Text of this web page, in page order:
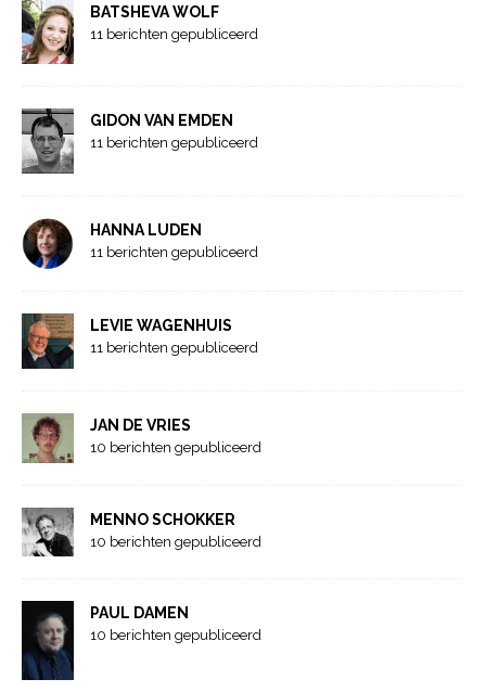
BATSHEVA WOLF
11 berichten gepubliceerd
GIDON VAN EMDEN
11 berichten gepubliceerd
HANNA LUDEN
11 berichten gepubliceerd
LEVIE WAGENHUIS
11 berichten gepubliceerd
JAN DE VRIES
10 berichten gepubliceerd
MENNO SCHOKKER
10 berichten gepubliceerd
PAUL DAMEN
10 berichten gepubliceerd